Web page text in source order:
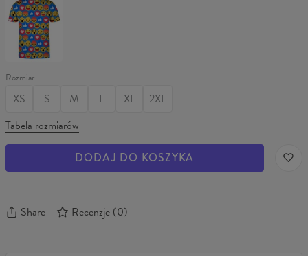
EMOJI
Rozmiar
XS S M L XL
2XL
Tabela rozmiarów
DODAJ DO KOSZYKA
Share Recenzje (0)